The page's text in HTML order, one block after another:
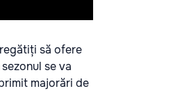
să ofere
se va
majorări de